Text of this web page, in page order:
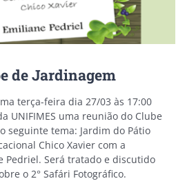
de Jardinagem
terça-feira dia 27/03 às 17:00
UNIFIMES uma reunião do Clube
seguinte tema: Jardim do Pátio
Chico Xavier com a
Pedriel. Será tratado e discutido
o 2° Safári Fotográfico.